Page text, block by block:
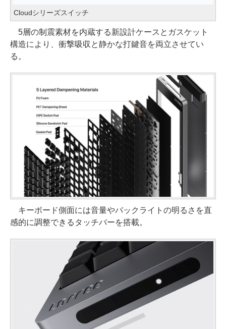
Cloudシリーズスイッチ
5層の制震素材を内蔵する新設計ケースとガスケット
構造により、衝撃吸収と静かな打鍵音を両立させてい
る。
キーボード側面には音量やバックライトの明るさを直
感的に調整できるタッチバーを搭載。